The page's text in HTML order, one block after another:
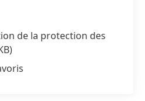
de la protection des